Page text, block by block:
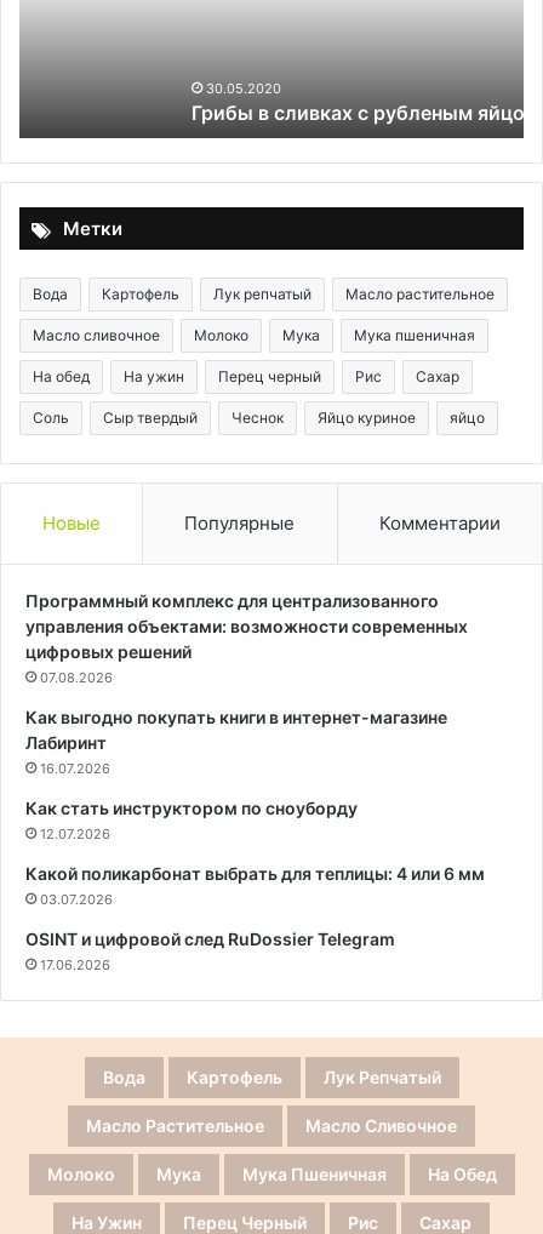
Грибы в сливках с рубленым яйцом
Метки
Вода Картофель Лук репчатый Масло растительное
Масло сливочное Молоко Мука Мука пшеничная
На обед На ужин Перец черный Рис Сахар
Соль Сыр твердый Чеснок Яйцо куриное яйцо
Новые Популярные Комментарии
Программный комплекс для централизованного
управления объектами: возможности современных
цифровых решений
07.08.2026
Как выгодно покупать книги в интернет-магазине
Лабиринт
16.07.2026
Как стать инструктором по сноуборду
12.07.2026
Какой поликарбонат выбрать для теплицы: 4 или 6 мм
03.07.2026
OSINT и цифровой след RuDossier Telegram
17.06.2026
Вода Картофель Лук Репчатый
Масло Растительное Масло Сливочное
Молоко Мука Мука Пшеничная На Обед
На Ужин Перец Черный Рис Сахар